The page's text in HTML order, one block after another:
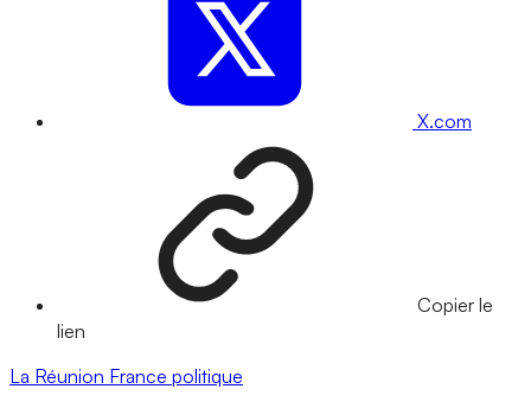
X.com
Copier le
lien
La Réunion France politique